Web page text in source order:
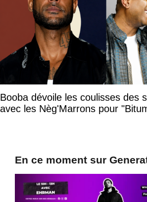
Booba dévoile les coulisses des
avec les Nèg'Marrons pour
En ce moment sur